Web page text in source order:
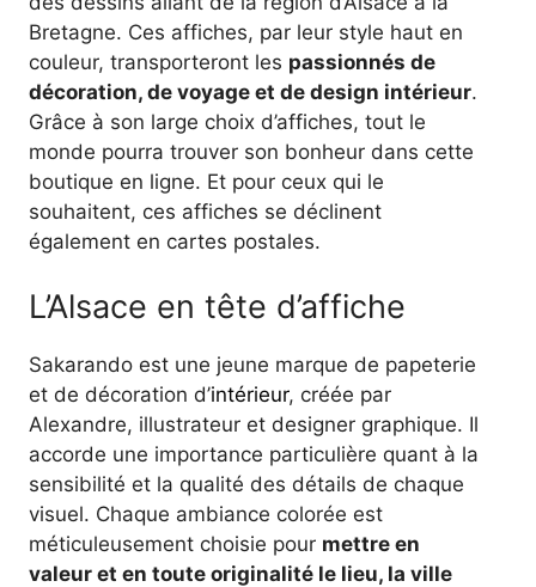
Bretagne. Ces affiches, par leur style haut en
couleur, transporteront les passionnés de
décoration, de voyage et de design intérieur.
Grâce à son large choix d’affiches, tout le
monde pourra trouver son bonheur dans cette
boutique en ligne. Et pour ceux qui le
souhaitent, ces affiches se déclinent
également en cartes postales.
L’Alsace en tête d’affiche
Sakarando est une jeune marque de papeterie
et de décoration d’intérieur, créée par
Alexandre, illustrateur et designer graphique. Il
accorde une importance particulière quant à la
sensibilité et la qualité des détails de chaque
visuel. Chaque ambiance colorée est
méticuleusement choisie pour mettre en
valeur et en toute originalité le lieu, la ville